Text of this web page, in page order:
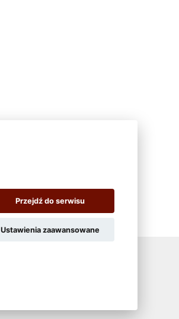
Przejdź do serwisu
Ustawienia zaawansowane